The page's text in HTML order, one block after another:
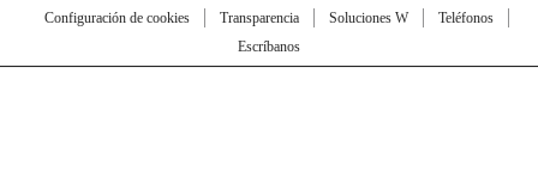
Configuración de cookies
Transparencia Soluciones W
Teléfonos
Escríbanos